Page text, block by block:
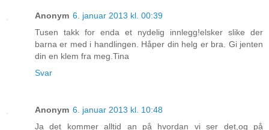
Anonym 6. januar 2013 kl. 00:39
Tusen takk for enda et nydelig innlegg!elsker slike der
barna er med i handlingen. Håper din helg er bra. Gi jenten
din en klem fra meg.Tina
Svar
Anonym 6. januar 2013 kl. 10:48
Ja det kommer alltid an på hvordan vi ser det,og på